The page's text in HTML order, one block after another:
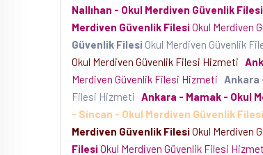
Nallıhan - Okul Merdiven Güvenlik Filesi
Merdiven Güvenlik FilesiOkul Merdiven
Güvenlik Filesi Okul Merdiven Güvenlik
Okul Merdiven Güvenlik Filesi Hizmeti
Merdiven Güvenlik Filesi Hizmeti Ankara
Filesi Hizmeti Ankara - Mamak - Okul
- Sincan - Okul Merdiven Güvenlik Filesi
Merdiven Güvenlik FilesiOkul Merdiven
FilesiOkul Merdiven Güvenlik Filesi